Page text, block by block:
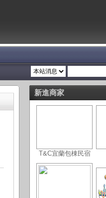
新進商家
T&C宜蘭包棟民宿